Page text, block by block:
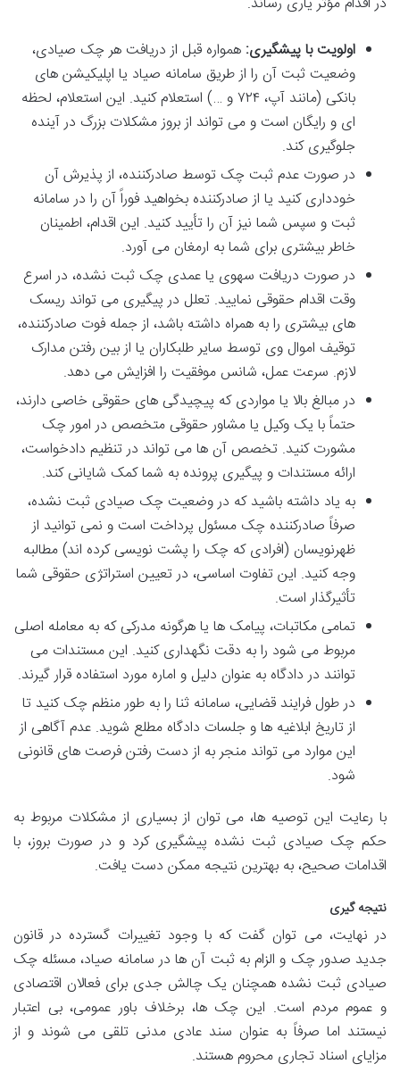
اولویت با پیشگیری: همواره قبل از دریافت هر چک صیادی،
وضعیت ثبت آن را از طریق سامانه صیاد یا اپلیکیشن های
بانکی (مانند آپ، ۷۲۴ و …) استعلام کنید. این استعلام، لحظه
ای و رایگان است و می تواند از بروز مشکلات بزرگ در آینده
جلوگیری کند.
در صورت عدم ثبت چک توسط صادرکننده، از پذیرش آن
خودداری کنید یا از صادرکننده بخواهید فوراً آن را در سامانه
ثبت و سپس شما نیز آن را تأیید کنید. این اقدام، اطمینان
خاطر بیشتری برای شما به ارمغان می آورد.
در صورت دریافت سهوی یا عمدی چک ثبت نشده، دراسرع
وقت اقدام حقوقی نمایید. تعلل در پیگیری می تواند ریسک
های بیشتری را به همراه داشته باشد، از جمله فوت صادرکننده،
توقیف اموال وی توسط سایر طلبکاران یا از بین رفتن مدارک
لازم. سرعت عمل، شانس موفقیت را افزایش می دهد.
در مبالغ بالا یا مواردی که پیچیدگی های حقوقی خاصی دارند،
حتماً با یک وکیل یا مشاور حقوقی متخصص در امور چک
مشورت کنید. تخصص آن ها می تواند در تنظیم دادخواست،
ارائه مستندات و پیگیری پرونده به شما کمک شایانی کند.
به یاد داشته باشید که در وضعیت چک صیادی ثبت نشده،
صرفاً صادرکننده چک مسئول پرداخت است و نمی توانید از
ظهرنویسان (افرادی که چک را پشت نویسی کرده اند) مطالبه
وجه کنید. این تفاوت اساسی، در تعیین استراتژی حقوقی شما
تأثیرگذار است.
تمامی مکاتبات، پیامک ها یا هرگونه مدرکی که به معامله اصلی
مربوط می شود رابه دقت نگهداری کنید. این مستندات می
توانند در دادگاه به عنوان دلیل و اماره مورد استفاده قرار گیرند.
در طول فرایند قضایی، سامانه ثنا را به طور منظم چک کنید تا
از تاریخ ابلاغیه ها و جلسات دادگاه مطلع شوید. عدم آگاهی از
این موارد می تواند منجر به از دست رفتن فرصت های قانونی
شود.
با رعایت این توصیه ها، می توان از بسیاری از مشکلات مربوط به
حکم چک صیادی ثبت نشده پیشگیری کرد و در صورت بروز، با
اقدامات صحیح، به بهترین نتیجه ممکن دست یافت.
نتیجه گیری
در نهایت، می توان گفت که با وجود تغییرات گسترده در قانون
جدید صدور چک و الزام به ثبت آن ها درسامانه صیاد، مسئله چک
صیادی ثبت نشده همچنان یک چالش جدی برای فعالان اقتصادی
و عموم مردم است. این چک ها، برخلاف باور عمومی، بی اعتبار
نیستند اما صرفاً به عنوان سند عادی مدنی تلقی می شوند و از
مزایای اسناد تجاری محروم هستند.